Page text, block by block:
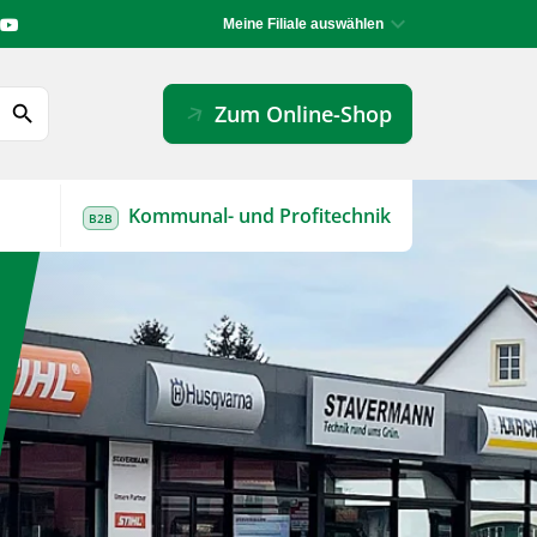
Meine Filiale auswählen
search arrow_forward Zum Online-Shop
B2B Kommunal- und Profitechnik